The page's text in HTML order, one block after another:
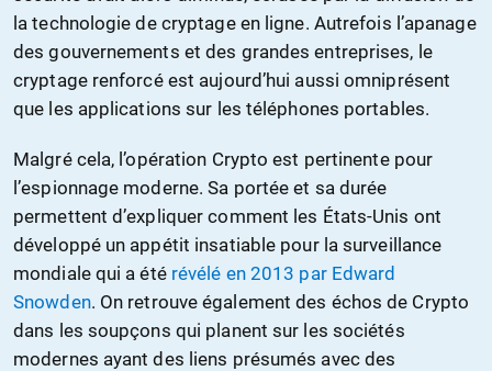
la technologie de cryptage en ligne. Autrefois l’apanage
des gouvernements et des grandes entreprises, le
cryptage renforcé est aujourd’hui aussi omniprésent
que les applications sur les téléphones portables.
Malgré cela, l’opération Crypto est pertinente pour
l’espionnage moderne. Sa portée et sa durée
permettent d’expliquer comment les États-Unis ont
développé un appétit insatiable pour la surveillance
mondiale qui a été révélé en 2013 par Edward
Snowden. On retrouve également des échos de Crypto
dans les soupçons qui planent sur les sociétés
modernes ayant des liens présumés avec des